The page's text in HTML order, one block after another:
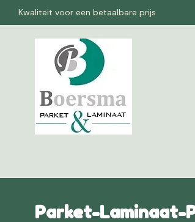
Kwaliteit voor een betaalbare prijs
Parket-